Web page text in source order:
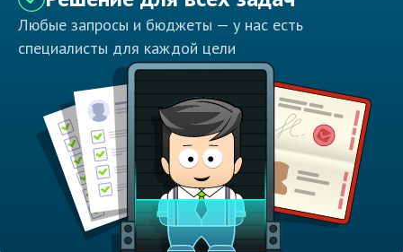
Любые запросы и бюджеты — у нас есть
специалисты для каждой цели